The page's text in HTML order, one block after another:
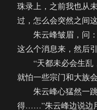
珠录上，之前我也从
过，怎么会突然之间
朱云峰皱眉，问：
这么个消息来，然后
“天都未必会生乱
就怕一些宗门和大族
朱云峰心猛然一
得……”朱云峰边说边